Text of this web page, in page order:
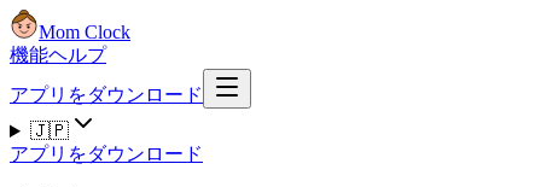
Mom Clock
機能ヘルプ
アプリをダウンロード
🇯🇵
アプリをダウンロード